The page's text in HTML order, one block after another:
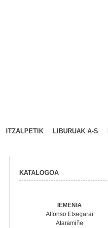
ITZALPETIK LIBURUAK A-S
KATALOGOA
IEMENIA
Alfonso Etxegarai
Ataramiñe